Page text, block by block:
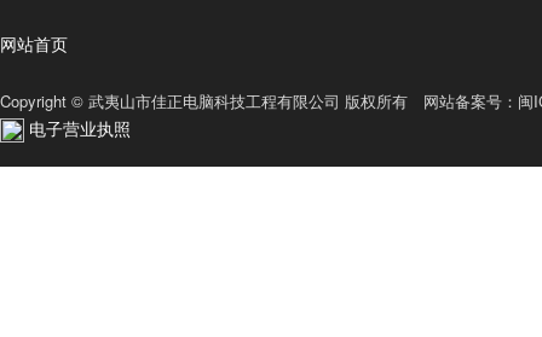
网站首页
Copyright © 武夷山市佳正电脑科技工程有限公司 版权所有 网站备案号： 闽
电子营业执照